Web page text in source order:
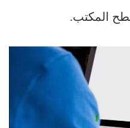
المكتب.